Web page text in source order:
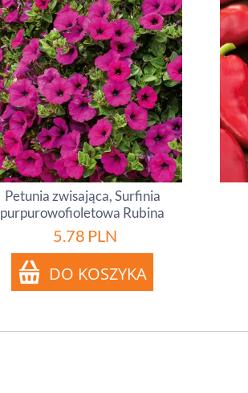
Petunia zwisająca, Surfinia
purpurowofioletowa Rubina
5.78 PLN